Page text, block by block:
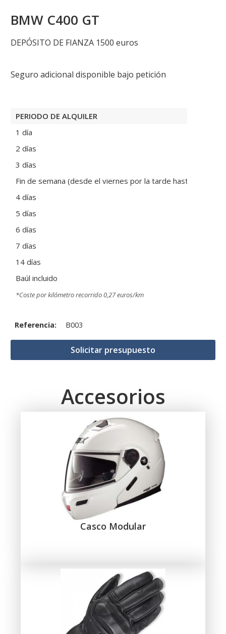
BMW C400 GT
DEPÓSITO DE FIANZA 1500 euros
Seguro adicional disponible bajo petición
PERIODO DE ALQUILER
1 día
2 días
3 días
Fin de semana (desde el viernes por la tarde hasta el lunes
4 días
5 días
6 días
7 días
14 días
Baúl incluido
*Coste por kilómetro recorrido 0,27 euros/km
Referencia: B003
Solicitar presupuesto
Accesorios
Casco Modular